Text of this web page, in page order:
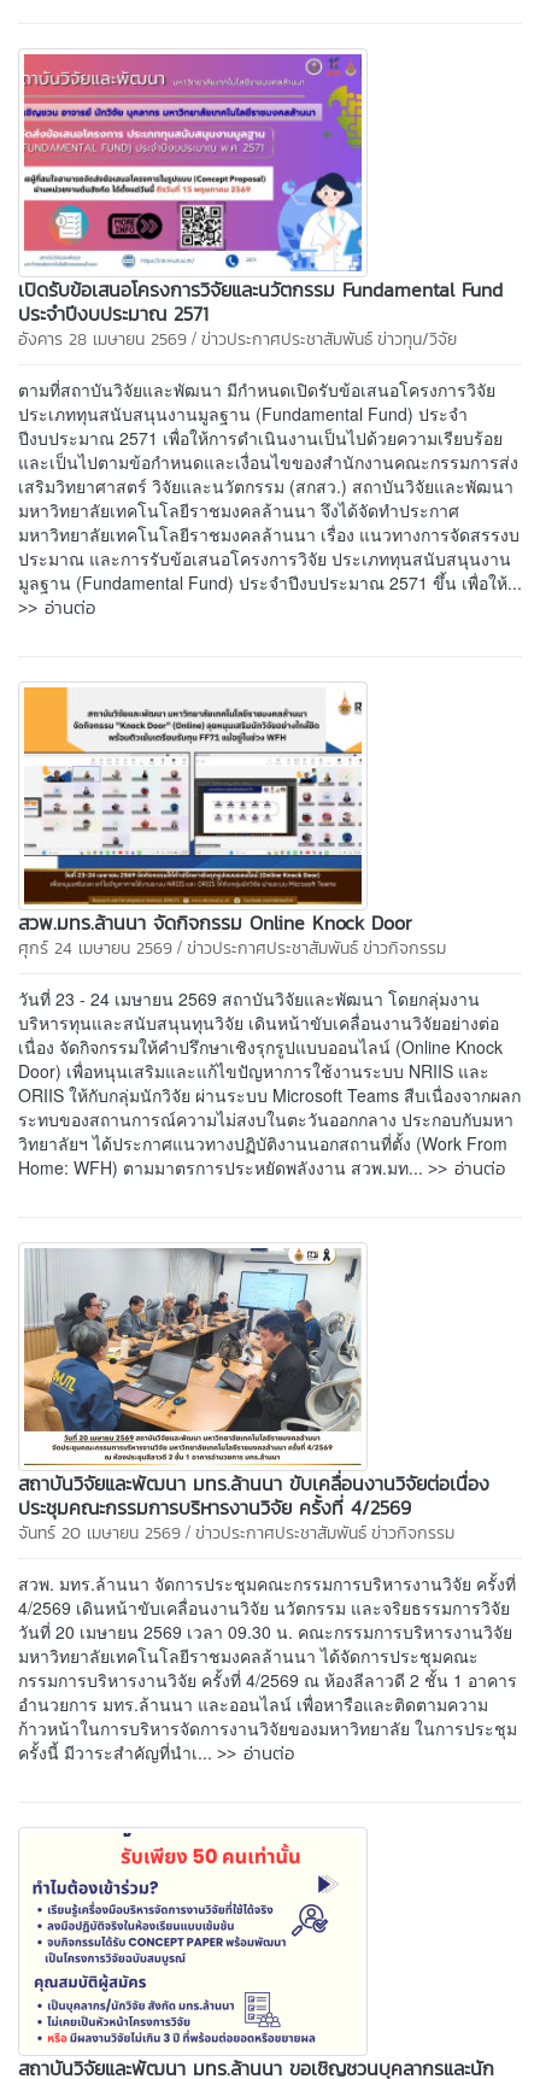
เปิดรับข้อเสนอโครงการวิจัยและนวัตกรรม Fundamental Fund
ประจำปีงบประมาณ 2571
อังคาร 28 เมษายน 2569 / ข่าวประกาศประชาสัมพันธ์ข่าวทุน/วิจัย
ตามที่สถาบันวิจัยและพัฒนา มีกำหนดเปิดรับข้อเสนอโครงการวิจัย
ประเภททุนสนับสนุนงานมูลฐาน (Fundamental Fund) ประจำ
ปีงบประมาณ 2571 เพื่อให้การดำเนินงานเป็นไปด้วยความเรียบร้อย
และเป็นไปตามข้อกำหนดและเงื่อนไขของสำนักงานคณะกรรมการส่ง
เสริมวิทยาศาสตร์ วิจัยและนวัตกรรม (สกสว.) สถาบันวิจัยและพัฒนา
มหาวิทยาลัยเทคโนโลยีราชมงคลล้านนา จึงได้จัดทำประกาศ
มหาวิทยาลัยเทคโนโลยีราชมงคลล้านนา เรื่อง แนวทางการจัดสรรงบ
ประมาณ และการรับข้อเสนอโครงการวิจัย ประเภททุนสนับสนุนงาน
มูลฐาน (Fundamental Fund) ประจำปีงบประมาณ 2571 ขึ้น เพื่อให้...
>> อ่านต่อ
สวพ.มทร.ล้านนา จัดกิจกรรม Online Knock Door
ศุกร์ 24 เมษายน 2569 / ข่าวประกาศประชาสัมพันธ์ข่าวกิจกรรม
วันที่ 23 - 24 เมษายน 2569 สถาบันวิจัยและพัฒนา โดยกลุ่มงาน
บริหารทุนและสนับสนุนทุนวิจัย เดินหน้าขับเคลื่อนงานวิจัยอย่างต่อ
เนื่อง จัดกิจกรรมให้คำปรึกษาเชิงรุกรูปแบบออนไลน์ (Online Knock
Door) เพื่อหนุนเสริมและแก้ไขปัญหาการใช้งานระบบ NRIIS และ
ORIIS ให้กับกลุ่มนักวิจัย ผ่านระบบ Microsoft Teams สืบเนื่องจากผลก
ระทบของสถานการณ์ความไม่สงบในตะวันออกกลาง ประกอบกับมหา
วิทยาลัยฯ ได้ประกาศแนวทางปฏิบัติงานนอกสถานที่ตั้ง (Work From
Home: WFH) ตามมาตรการประหยัดพลังงาน สวพ.มท... >> อ่านต่อ
สถาบันวิจัยและพัฒนา มทร.ล้านนา ขับเคลื่อนงานวิจัยต่อเนื่อง
ประชุมคณะกรรมการบริหารงานวิจัย ครั้งที่ 4/2569
จันทร์ 20 เมษายน 2569 / ข่าวประกาศประชาสัมพันธ์ข่าวกิจกรรม
สวพ. มทร.ล้านนา จัดการประชุมคณะกรรมการบริหารงานวิจัย ครั้งที่
4/2569 เดินหน้าขับเคลื่อนงานวิจัย นวัตกรรม และจริยธรรมการวิจัย
วันที่ 20 เมษายน 2569 เวลา 09.30 น. คณะกรรมการบริหารงานวิจัย
มหาวิทยาลัยเทคโนโลยีราชมงคลล้านนา ได้จัดการประชุมคณะ
กรรมการบริหารงานวิจัย ครั้งที่ 4/2569 ณ ห้องลีลาวดี 2 ชั้น 1 อาคาร
อำนวยการ มทร.ล้านนา และออนไลน์ เพื่อหารือและติดตามความ
ก้าวหน้าในการบริหารจัดการงานวิจัยของมหาวิทยาลัย ในการประชุม
ครั้งนี้ มีวาระสำคัญที่นำเ... >> อ่านต่อ
สถาบันวิจัยและพัฒนา มทร.ล้านนา ขอเชิญชวนบุคลากรและนัก